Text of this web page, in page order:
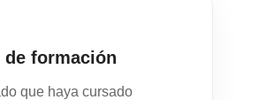
de formación
que haya cursado